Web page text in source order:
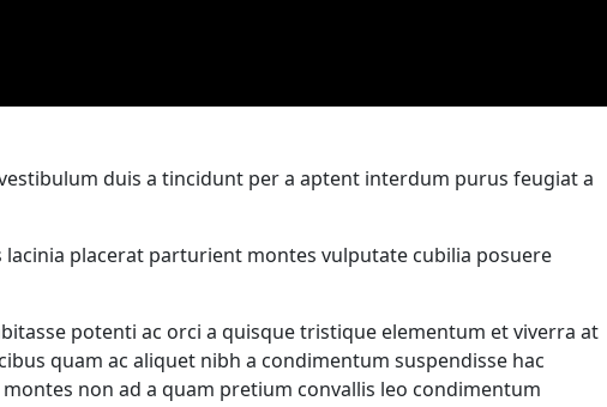
duis a tincidunt per a aptent interdum purus feugiat a
placerat parturient montes vulputate cubilia posuere
potenti ac orci a quisque tristique elementum et viverra at
quam ac aliquet nibh a condimentum suspendisse hac
non ad a quam pretium convallis leo condimentum